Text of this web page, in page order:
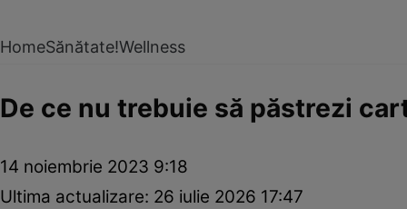
HomeSănătate!Wellness
De ce nu trebuie să păstrezi
14 noiembrie 2023 9:18
Ultima actualizare: 26 iulie 2026 17:47